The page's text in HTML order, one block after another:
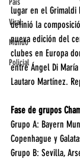
País
Viral
Mundo
Policial
lugar en el Grimaldi
definió la
nueva edición del
clubes en Europa
entre Ángel Di
Lautaro Martínez.
Fase de grupos
Grupo A: Bayern
Copenhague y
Grupo B: Sevilla,